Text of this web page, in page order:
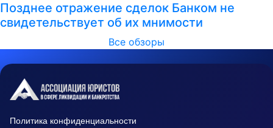
Позднее отражение сделок Банком не
свидетельствует об их мнимости
Все обзоры
Политика конфиденциальности